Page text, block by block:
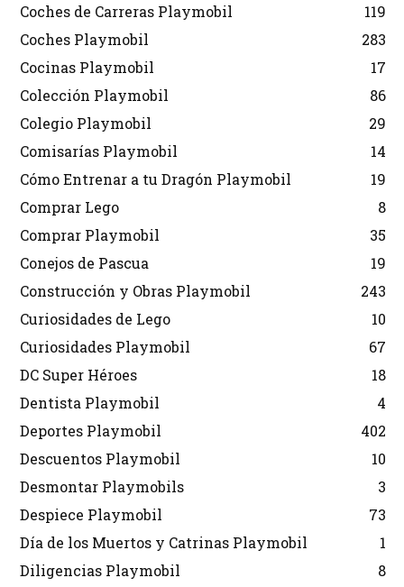
Coches de Carreras Playmobil
119
Coches Playmobil
283
Cocinas Playmobil
17
Colección Playmobil
86
Colegio Playmobil
29
Comisarías Playmobil
14
Cómo Entrenar a tu Dragón Playmobil
19
Comprar Lego
8
Comprar Playmobil
35
Conejos de Pascua
19
Construcción y Obras Playmobil
243
Curiosidades de Lego
10
Curiosidades Playmobil
67
DC Super Héroes
18
Dentista Playmobil
4
Deportes Playmobil
402
Descuentos Playmobil
10
Desmontar Playmobils
3
Despiece Playmobil
73
Día de los Muertos y Catrinas Playmobil
1
Diligencias Playmobil
8